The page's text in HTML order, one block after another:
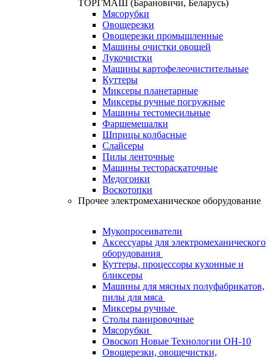
ТОРГМАШ (Барановичи, Беларусь)
Мясорубки
Овощерезки
Овощерезки промышленные
Машины очистки овощей
Лукочистки
Машины картофелеочистительные
Куттеры
Миксеры планетарные
Миксеры ручные погружные
Машины тестомесильные
Фаршемешалки
Шприцы колбасные
Слайсеры
Пилы ленточные
Машины тестораскаточные
Медогонки
Воскотопки
Прочее электромеханическое оборудование
Мукопросеиватели
Аксессуары для электромеханического
оборудования
Куттеры, процессоры кухонные и
бликсеры
Машины для мясных полуфабрикатов,
пилы для мяса
Миксеры ручные
Столы панировочные
Мясорубки
Овоскоп Новые Технологии ОН-10
Овощерезки, овощечистки,